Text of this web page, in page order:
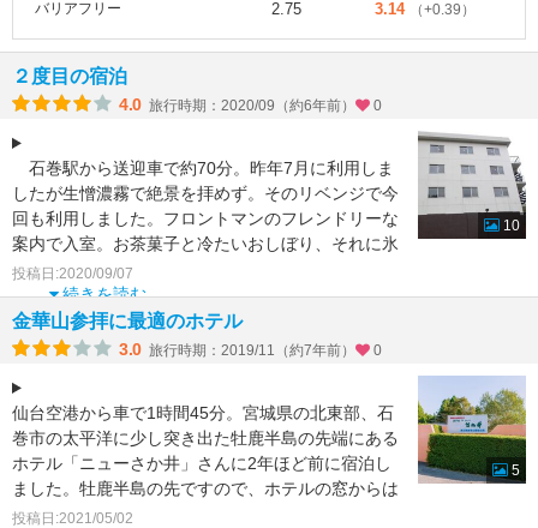
バリアフリー 2.75 3.14 （+0.39）
２度目の宿泊
4.0 旅行時期：2020/09（約6年前） 0
石巻駅から送迎車で約70分。昨年7月に利用しま
したが生憎濃霧で絶景を拝めず。そのリベンジで今
回も利用しました。フロントマンのフレンドリーな
案内で入室。お茶菓子と冷たいおしぼり、それに氷
水と嬉しい接客
続きを読む
投稿日:2020/09/07
10
金華山参拝に最適のホテル
3.0 旅行時期：2019/11（約7年前） 0
仙台空港から車で1時間45分。宮城県の北東部、石
巻市の太平洋に少し突き出た牡鹿半島の先端にある
ホテル「ニューさか井」さんに2年ほど前に宿泊し
ました。牡鹿半島の先ですので、ホテルの窓からは
「金華山」が目
投稿日:2021/05/02
5